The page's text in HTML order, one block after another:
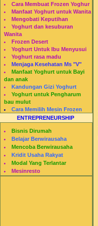
Cara Membuat Frozen Yoghur
Manfaat Yoghurt untuk Wanita
Mengobati Keputihan
Yoghurt dan kesuburan
Wanita
Frozen Desert
Yoghurt Untuk Ibu Menyusui
Yoghurt rasa madu
Menjaga Kesehatan Ms "V"
Manfaat Yoghurt untuk Bayi
dan anak
Kandungan Gizi Yoghurt
Yoghurt untuk Pengharum
bau mulut
Cara Memilih Mesin Frozen
Yogurt
Restomesin
ENTREPRENEURSHIP
Bisnis Dirumah
Belajar Berwirausaha
Mencoba Berwirausaha
Kridit Usaha Rakyat
Modal Yang Terlantar
Mesinresto